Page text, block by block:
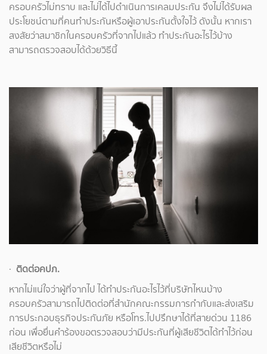
ครอบครัวไม่ทราบ และไม่ได้ไปดำเนินการเคลมประกัน จึงไม่ได้รับผล
ประโยชน์ตามที่คนทำประกันหรือผู้เอาประกันตั้งใจไว้ ดังนั้น หากเรา
สงสัยว่าสมาชิกในครอบครัวที่จากไปแล้ว ทำประกันอะไรไว้บ้าง
สามารถตรวจสอบได้ด้วยวิธีนี้
· ติดต่อคปภ.
หากไม่แน่ใจว่าผู้ที่จากไป ได้ทำประกันอะไรไว้ที่บริษัทไหนบ้าง
ครอบครัวสามารถไปติดต่อที่สำนักคณะกรรมการกำกับและส่งเสริม
การประกอบธุรกิจประกันภัย หรือโทร.ไปปรึกษาได้ที่สายด่วน 1186
ก่อน เพื่อยื่นคำร้องขอตรวจสอบว่ามีประกันที่ผู้เสียชีวิตได้ทำไว้ก่อน
เสียชีวิตหรือไม่